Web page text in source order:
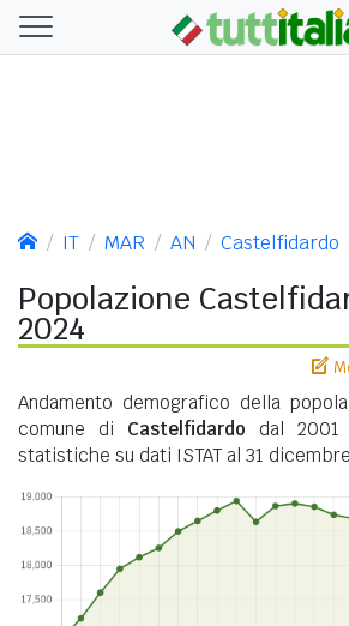
IT MAR AN Castelfidardo
Popolazione
2024
Andamento demografico della
comune di Castelfidardo dal 2001
statistiche su dati ISTAT al 31